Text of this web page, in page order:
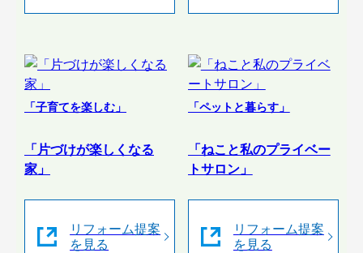
「子育てを楽しむ」
「片づけが楽しくなる
家」
リフォーム提案
を見る
「ペットと暮らす」
「ねこと私のプライベー
トサロン」
リフォーム提案
を見る